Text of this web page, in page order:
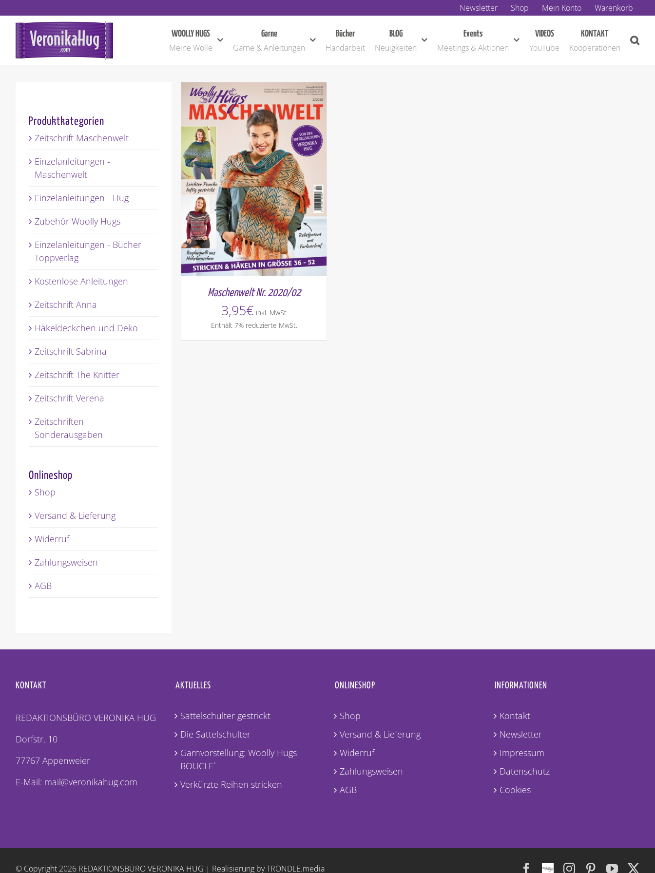
Inhalt
springen
Newsletter Shop Mein Konto Warenkorb
WOOLLY HUGS
Meine Wolle
Garne
Garne & Anleitungen
Bücher
Handarbeit
BLOG
Neuigkeiten
Events
Meetings & Aktionen
VIDEOS
YouTube
KONTAKT
Kooperationen
Maschenwelt Nr. 2020/02
3,95€ inkl. MwSt
Enthält 7% reduzierte MwSt.
Produktkategorien
Zeitschrift Maschenwelt
Einzelanleitungen -
Maschenwelt
Einzelanleitungen - Hug
Zubehör Woolly Hugs
Einzelanleitungen - Bücher
Toppverlag
Kostenlose Anleitungen
Zeitschrift Anna
Häkeldeckchen und Deko
Zeitschrift Sabrina
Zeitschrift The Knitter
Zeitschrift Verena
Zeitschriften
Sonderausgaben
Onlineshop
Shop
Versand & Lieferung
Widerruf
Zahlungsweisen
AGB
KONTAKT
REDAKTIONSBÜRO VERONIKA HUG
Dorfstr. 10
77767 Appenweier
E-Mail: mail@veronikahug.com
AKTUELLES
Sattelschulter gestrickt
Die Sattelschulter
Garnvorstellung: Woolly Hugs
BOUCLE`
Verkürzte Reihen stricken
ONLINESHOP
Shop
Versand & Lieferung
Widerruf
Zahlungsweisen
AGB
INFORMATIONEN
Kontakt
Newsletter
Impressum
Datenschutz
Cookies
© Copyright 2026 REDAKTIONSBÜRO VERONIKA HUG | Realisierung by TRÖNDLE.media